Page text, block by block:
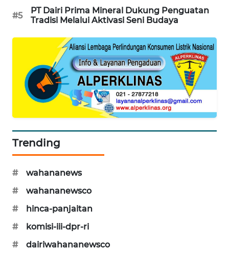
#5
PT Dairi Prima Mineral Dukung Penguatan
Tradisi Melalui Aktivasi Seni Budaya
Trending
#
wahananews
#
wahananewsco
#
hinca-panjaitan
#
komisi-iii-dpr-ri
#
dairiwahananewsco
MASYARAKAT
ID
MAWAKA
NET
PLN
MKLI
LPKKI